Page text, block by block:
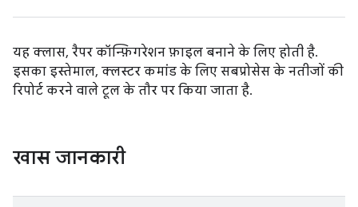
यह क्लास, रैपर कॉन्फ़िगरेशन फ़ाइल बनाने के लिए होती है.
इसका इस्तेमाल, क्लस्टर कमांड के लिए सबप्रोसेस के नतीजों की
रिपोर्ट करने वाले टूल के तौर पर किया जाता है.
खास जानकारी